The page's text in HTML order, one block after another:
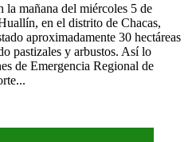
mañana del miércoles 5 de
en el distrito de Chacas,
aproximadamente 30 hectáreas
pastizales y arbustos. Así lo
de Emergencia Regional de